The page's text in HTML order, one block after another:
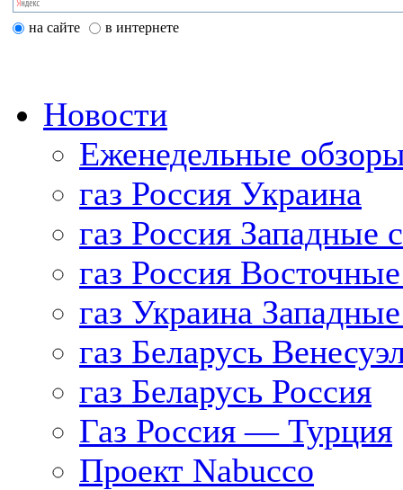
на сайте в интернете
Новости
Еженедельные
газ Россия Украина
газ Россия Западные
газ Россия
газ Украина
газ Беларусь
газ Беларусь Россия
Газ Россия — Турция
Проект Nabucco